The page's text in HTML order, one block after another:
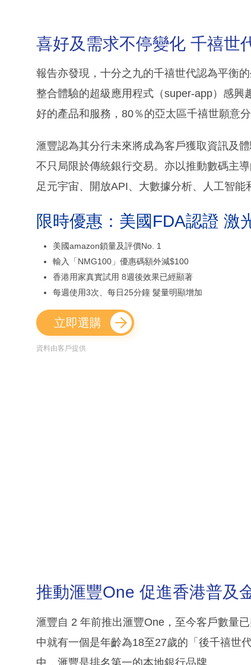
喜好及需求不停變化 千禧世
報告亦發現，十分之九的千禧世代認為平衡
整合體驗的超級應用程式（super-app）感
好的產品和服務，80％的亞太區千禧世願意
滙豐認為其分行未來將成為客戶獲取資訊及
不只局限於傳統銀行交易。亦以推動數碼主
足元宇宙、開放API、大數據分析、人工智能
限時優惠：美國FDA認證 激
美國amazon鎖量及評價No. 1
輸入「NMG100」優惠碼額外減$100
香港用家真實試用 8週後效果已經顯著
每週使用3次、每日25分鐘 髮量明顯增加
立即選購
資料由客戶提供
推動滙豐One 促進香港普及
滙豐自 2 年前推出滙豐One，至今客戶數量
中就有一個是年齡為18至27歲的「後千禧世
中，滙豐是排名第一的本地銀行品牌。